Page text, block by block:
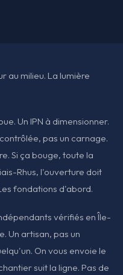
au milieu. La lumière
Un IPN à dimensionner.
pas un carnage.
Si ça bouge, toute la
Rhus, l'ouverture doit
fondations d'abord.
vérifiés en Île-
Un artisan, pas un
On vous envoie le
suit la ligne. Pas de